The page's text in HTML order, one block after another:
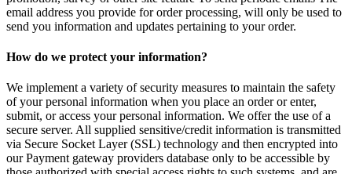
email address you provide for order processing, will only be used to
send you information and updates pertaining to your order.
How do we protect your information?
We implement a variety of security measures to maintain the safety
of your personal information when you place an order or enter,
submit, or access your personal information. We offer the use of a
secure server. All supplied sensitive/credit information is transmitted
via Secure Socket Layer (SSL) technology and then encrypted into
our Payment gateway providers database only to be accessible by